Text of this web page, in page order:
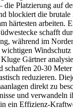
die Platzierung auf
blockiert die brutale
härtesten arbeiten.
schafft
während im
Windschutz
Gärtner
schaffen 20-30
reduzieren.
direkt zu
und verwandeln
ein Effizienz-